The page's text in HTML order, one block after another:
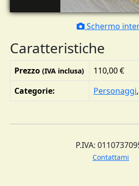
Schermo
Caratteristiche
Prezzo (IVA inclusa)
110,00 €
Categorie:
Personaggi,
P.IVA:
Contattami